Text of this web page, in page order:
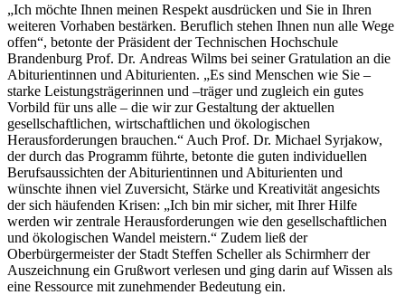
„Ich möchte Ihnen meinen Respekt ausdrücken und Sie in Ihren
weiteren Vorhaben bestärken. Beruflich stehen Ihnen nun alle Wege
offen“, betonte der Präsident der Technischen Hochschule
Brandenburg Prof. Dr. Andreas Wilms bei seiner Gratulation an die
Abiturientinnen und Abiturienten. „Es sind Menschen wie Sie –
starke Leistungsträgerinnen und –träger und zugleich ein gutes
Vorbild für uns alle ­– die wir zur Gestaltung der aktuellen
gesellschaftlichen, wirtschaftlichen und ökologischen
Herausforderungen brauchen.“ Auch Prof. Dr. Michael Syrjakow,
der durch das Programm führte, betonte die guten individuellen
Berufsaussichten der Abiturientinnen und Abiturienten und
wünschte ihnen viel Zuversicht, Stärke und Kreativität angesichts
der sich häufenden Krisen: „Ich bin mir sicher, mit Ihrer Hilfe
werden wir zentrale Herausforderungen wie den gesellschaftlichen
und ökologischen Wandel meistern.“ Zudem ließ der
Oberbürgermeister der Stadt Steffen Scheller als Schirmherr der
Auszeichnung ein Grußwort verlesen und ging darin auf Wissen als
eine Ressource mit zunehmender Bedeutung ein.